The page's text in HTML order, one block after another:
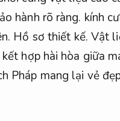
hành rõ ràng. kính
Hồ sơ thiết kế. Vật
kết hợp hài hòa giữa
Pháp mang lại vẻ